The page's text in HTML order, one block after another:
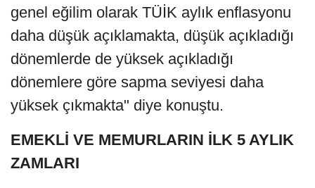
genel eğilim olarak TÜİK aylık enflasyonu
daha düşük açıklamakta, düşük açıkladığı
dönemlerde de yüksek açıkladığı
dönemlere göre sapma seviyesi daha
yüksek çıkmakta" diye konuştu.
EMEKLİ VE MEMURLARIN İLK 5 AYLIK
ZAMLARI